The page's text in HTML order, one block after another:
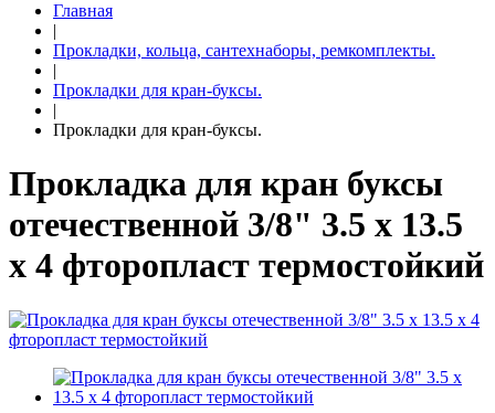
Главная
|
Прокладки, кольца, сантехнаборы, ремкомплекты.
|
Прокладки для кран-буксы.
|
Прокладки для кран-буксы.
Прокладка для кран буксы
отечественной 3/8" 3.5 х 13.5
х 4 фторопласт термостойкий